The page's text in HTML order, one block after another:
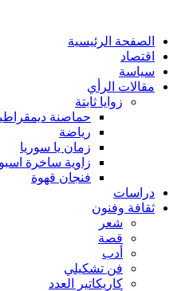
الصفحة الرئيسية
اقتصاد
سياسة
مقالات الرأي
زوايا ثابتة
حماصنة
رياضة
زمان يا سوريا
زاوية ساخرة
فنجان قهوة
دراسات
ثقافة وفنون
شعر
قصة
أدب
فن تشكيلي
كاريكاتير العدد